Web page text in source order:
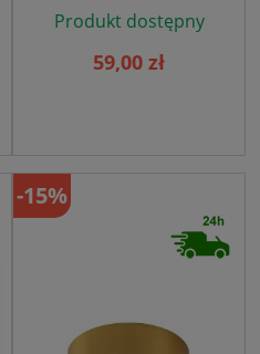
Produkt dostępny
59,00 zł
-15%